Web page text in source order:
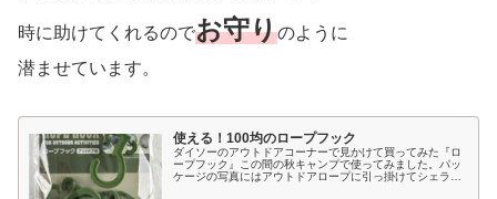
時に助けてくれるのでお守りのように
潜ませています。
使える！100均のロープフック
ダイソーのアウトドアコーナーで見かけて買ってみた『ロ
ープフック』この間の秋キャンプで使ってみました。パッ
ケージの写真にはアウトドアロープに引っ掛けてシェラカ